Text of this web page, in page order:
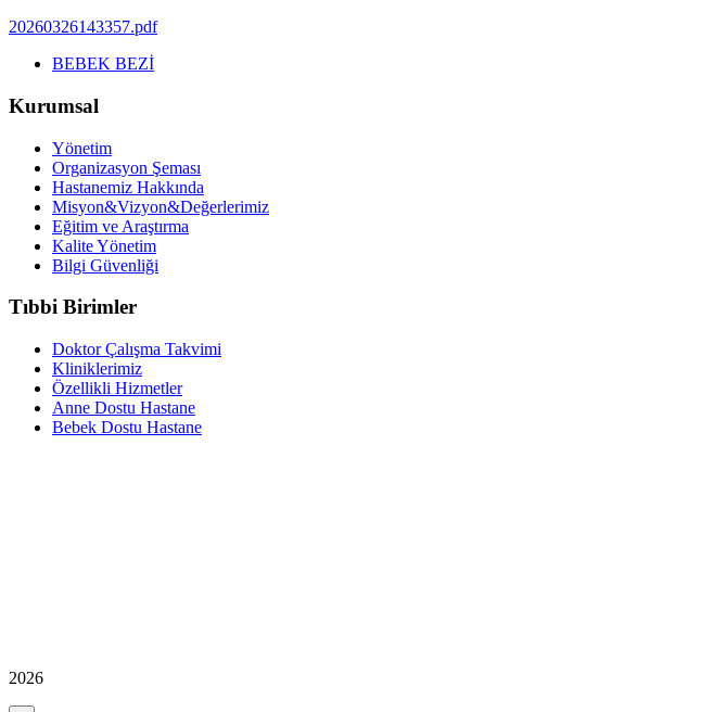
20260326143357.pdf
BEBEK BEZİ
Kurumsal
Yönetim
Organizasyon Şeması
Hastanemiz Hakkında
Misyon&Vizyon&Değerlerimiz
Eğitim ve Araştırma
Kalite Yönetim
Bilgi Güvenliği
Tıbbi Birimler
Doktor Çalışma Takvimi
Kliniklerimiz
Özellikli Hizmetler
Anne Dostu Hastane
Bebek Dostu Hastane
2026